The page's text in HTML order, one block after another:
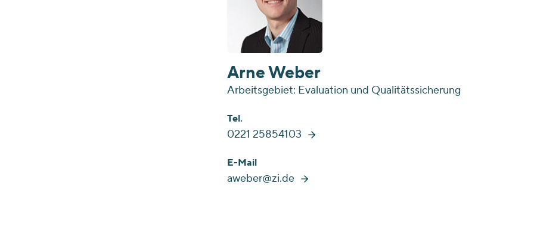
Arne Weber
Arbeitsgebiet: Evaluation und Qualitätssicherung
Tel.
0221 25854103
E-Mail
aweber@zi.de